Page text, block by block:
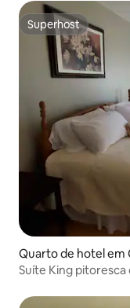
Superhost
Superhost
Quarto de hotel em
Suíte King pitoresca